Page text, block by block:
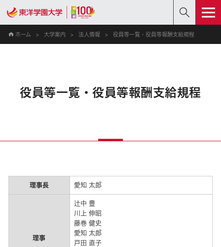
ホーム 大学案内 法人情報 役員等一覧・役員等報酬支給規程
役員等一覧・役員等報酬支給規程
理事長 愛知 太郎
理事
辻中 豊
川上 伸昭
藤巻 健史
愛知 太郎
戸田 直子